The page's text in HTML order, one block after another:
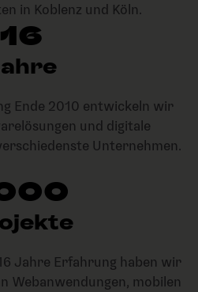
in Koblenz und Köln.
16
Ende 2010 entwickeln wir
und digitale
Unternehmen.
Jahre Erfahrung haben wir
Webanwendungen, mobilen